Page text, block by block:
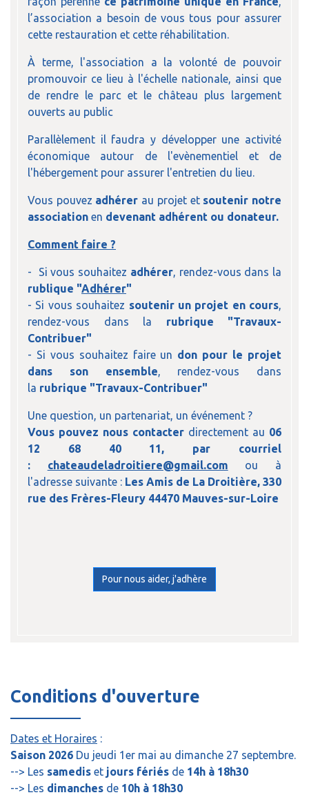
l’association a besoin de vous tous pour assurer
cette restauration et cette réhabilitation.
À terme, l'association a la volonté de pouvoir
promouvoir ce lieu à l'échelle nationale, ainsi que
de rendre le parc et le château plus largement
ouverts au public
Parallèlement il faudra y développer une activité
économique autour de l'evènementiel et de
l'hébergement pour assurer l'entretien du lieu.
Vous pouvez adhérer au projet etsoutenir notre
association en devenant adhérent ou donateur.
Comment faire ?
- Si vous souhaitez adhérer, rendez-vous dans la
rublique "Adhérer"
- Si vous souhaitez soutenir un projet en cours,
rendez-vous dans la rubrique "Travaux-
Contribuer"
- Si vous souhaitez faire un don pour le projet
dans son ensemble, rendez-vous dans
la rubrique "Travaux-Contribuer"
Une question, un partenariat, un événement ?
Vous pouvez nous contacter directement au 06
12 68 40 11, par courriel
: chateaudeladroitiere@gmail.com
ou à
l'adresse suivante : Les Amis de La Droitière, 330
rue des Frères-Fleury 44470 Mauves-sur-Loire
Pour nous aider, j'adhère
Conditions d'ouverture
Dates et Horaires :
Saison 2026 Du jeudi 1er mai au dimanche 27 septembre.
--> Les samedis et jours fériés de 14h à 18h30
--> Les dimanches de 10h à 18h30